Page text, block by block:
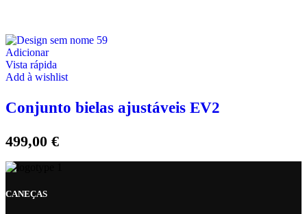
Adicionar
Vista rápida
Add à wishlist
Conjunto bielas ajustáveis EV2
499,00 €
CANEÇAS